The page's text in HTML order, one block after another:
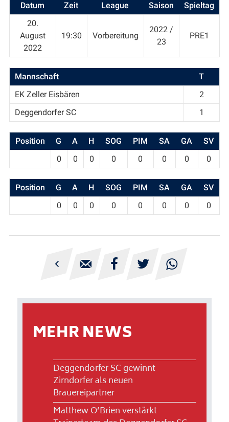
Datum Zeit League Saison
Spieltag
20.
August
2022
19:30 Vorbereitung
2022 /
23
PRE1
Mannschaft
T
EK Zeller Eisbären
2
Deggendorfer SC
1
Position G A H SOG PIM SA GA
SV
0
0 0 0 0 0 0 0
Position G A H SOG PIM SA GA
SV
0
0 0 0 0 0 0 0
    
MEHR NEWS
Deggendorfer SC gewinnt
Zirndorfer als neuen
Brauereipartner
Matthew O’Brien verstärkt